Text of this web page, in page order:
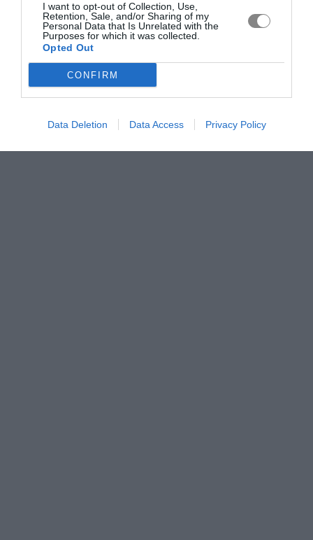
I want to opt-out of Collection, Use,
Retention, Sale, and/or Sharing of my
Personal Data that Is Unrelated with the
Purposes for which it was collected.
Opted Out
CONFIRM
Data Deletion Data Access Privacy Policy